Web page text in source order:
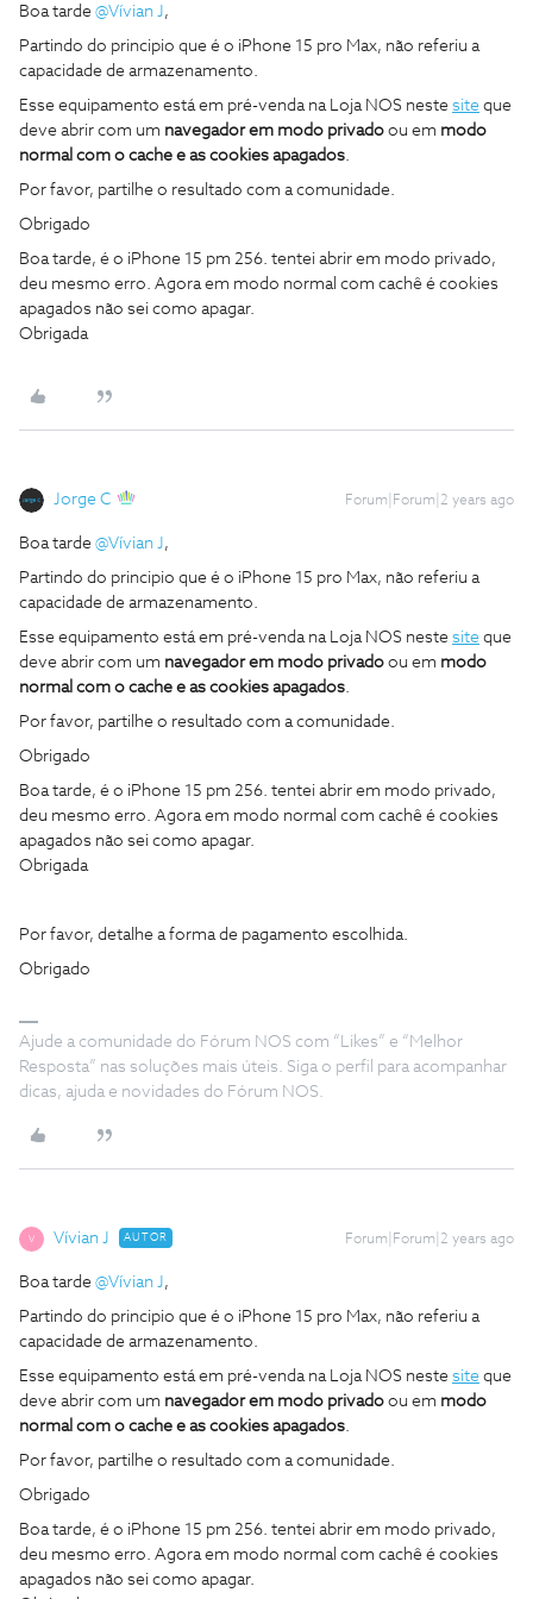
Boa tarde @Vívian J,
Partindo do principio que é o iPhone 15 pro Max, não referiu a
capacidade de armazenamento.
Esse equipamento está em pré-venda na Loja NOS neste site que
deve abrir com um navegador em modo privado ou em modo
normal com o cache e as cookies apagados.
Por favor, partilhe o resultado com a comunidade.
Obrigado
Boa tarde, é o iPhone 15 pm 256. tentei abrir em modo privado,
deu mesmo erro. Agora em modo normal com cachê é cookies
apagados não sei como apagar.
Obrigada
Jorge C Forum|Forum|2 years ago
Boa tarde @Vívian J,
Partindo do principio que é o iPhone 15 pro Max, não referiu a
capacidade de armazenamento.
Esse equipamento está em pré-venda na Loja NOS neste site que
deve abrir com um navegador em modo privado ou em modo
normal com o cache e as cookies apagados.
Por favor, partilhe o resultado com a comunidade.
Obrigado
Boa tarde, é o iPhone 15 pm 256. tentei abrir em modo privado,
deu mesmo erro. Agora em modo normal com cachê é cookies
apagados não sei como apagar.
Obrigada
Por favor, detalhe a forma de pagamento escolhida.
Obrigado
Ajude a comunidade do Fórum NOS com “Likes” e “Melhor
Resposta” nas soluções mais úteis. Siga o perfil para acompanhar
dicas, ajuda e novidades do Fórum NOS.
V Vívian J AUTOR Forum|Forum|2 years ago
Boa tarde @Vívian J,
Partindo do principio que é o iPhone 15 pro Max, não referiu a
capacidade de armazenamento.
Esse equipamento está em pré-venda na Loja NOS neste site que
deve abrir com um navegador em modo privado ou em modo
normal com o cache e as cookies apagados.
Por favor, partilhe o resultado com a comunidade.
Obrigado
Boa tarde, é o iPhone 15 pm 256. tentei abrir em modo privado,
deu mesmo erro. Agora em modo normal com cachê é cookies
apagados não sei como apagar.